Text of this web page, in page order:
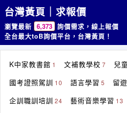
台灣黃頁｜求報價
瀏覽最新 6,373 詢價需求，線上報價
全台最大toB詢價平台，台灣黃頁！
K中家教書館 1 文補教學校 7 兒
國考證照駕訓 10 語言學習 5 留
企訓職訓培訓 24 藝術音樂學習 13